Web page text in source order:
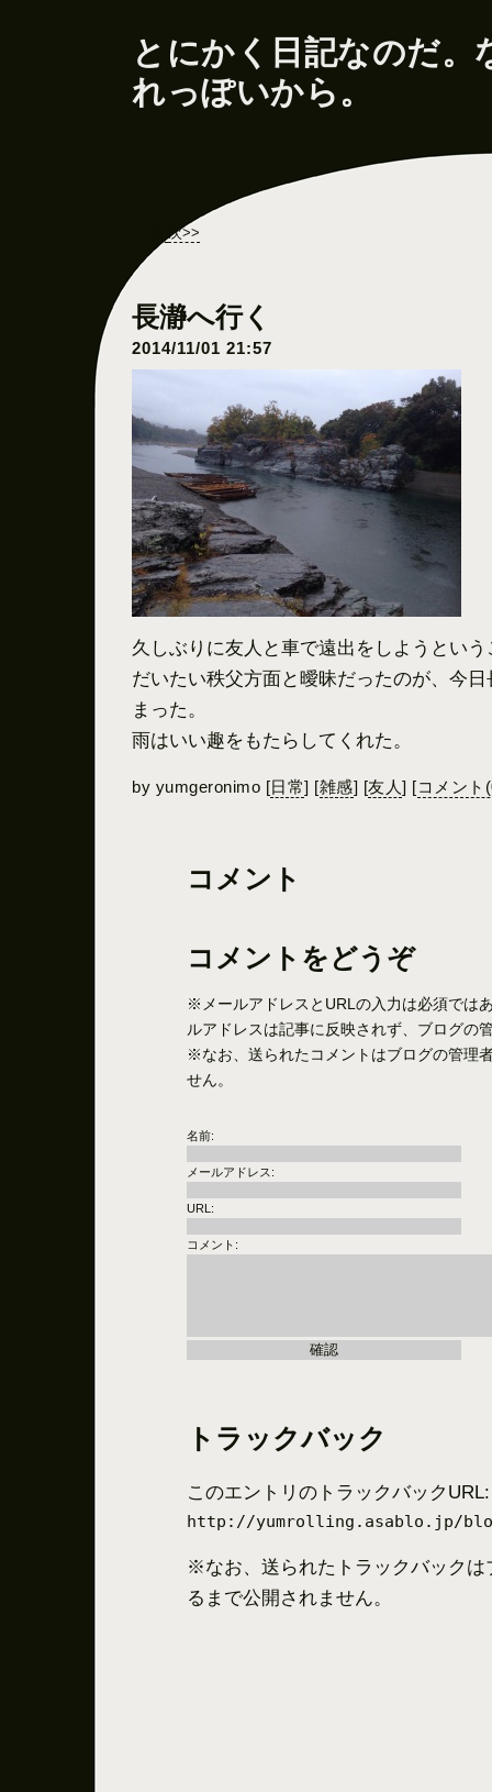
とにかく日記なのだ。
れっぽいから。
次>>
久しぶりに友人と車で遠出をしようとい
だいたい秩父方面と曖昧だったのが、今
まった。
雨はいい趣をもたらしてくれた。
by yumgeronimo [日常] [雑感] [友人] [コメント
コメント
コメントをどうぞ
※メールアドレスとURLの入力は必須では
ルアドレスは記事に反映されず、ブログの
※なお、送られたコメントはブログの管理
せん。
名前:
メールアドレス:
URL:
コメント:
トラックバック
このエントリのトラックバックURL:
http://yumrolling.asablo.jp/
※なお、送られたトラックバックは
るまで公開されません。